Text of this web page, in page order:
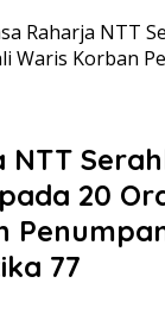
Raharja NTT
Waris Korban
NTT
20
77